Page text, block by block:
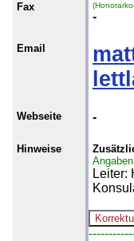
Fax
-
Email
Webseite -
Hinweise
Leiter: